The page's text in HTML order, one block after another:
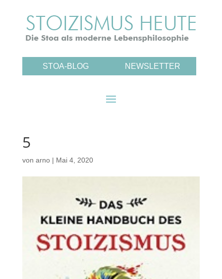
STOA-BLOG NEWSLETTER
5
von arno| Mai 4, 2020